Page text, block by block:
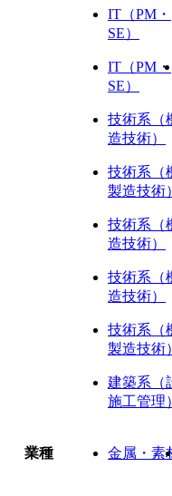
IT（PM・
SE）
IT（PM・
SE）
技術系（
造技術）
技術系（
製造技術）
技術系（
造技術）
技術系（
造技術）
技術系（
製造技術）
建築系（
施工管理）
業種 金属・素